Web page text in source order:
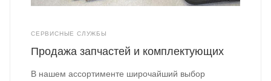
СЕРВИСНЫЕ СЛУЖБЫ
Продажа запчастей и комплектующих
В нашем ассортименте широчайший выбор